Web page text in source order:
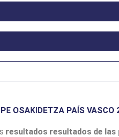
OSAKIDETZA PAÍS VASCO
resultados resultados de las